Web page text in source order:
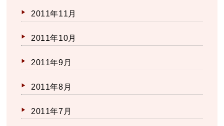
2011年11月
2011年10月
2011年9月
2011年8月
2011年7月